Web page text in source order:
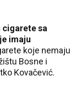
cigarete sa
imaju
koje nemaju
Bosne i
Kovačević.